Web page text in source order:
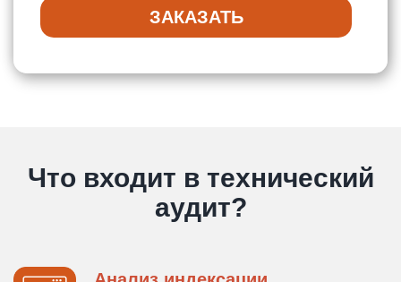
ЗАКАЗАТЬ
Что входит в технический
аудит?